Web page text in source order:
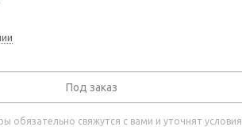
Под заказ
обязательно свяжутся с вами и уточнят условия